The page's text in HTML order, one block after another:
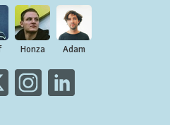
Honza Adam